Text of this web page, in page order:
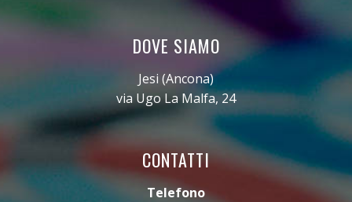
DOVE SIAMO
Jesi (Ancona)
via Ugo La Malfa, 24
CONTATTI
Telefono